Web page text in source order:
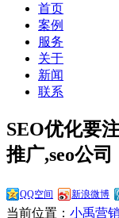
首页
案例
服务
关于
新闻
联系
SEO优化要
推广,seo公司
QQ空间 新浪微博
当前位置： 小禹营